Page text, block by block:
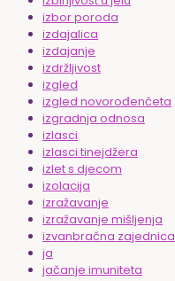
izbor poroda
izdajalica
izdajanje
izdržljivost
izgled
izgled novorođenčeta
izgradnja odnosa
izlasci
izlasci tinejdžera
izlet s djecom
izolacija
izražavanje
izražavanje mišljenja
izvanbračna zajednica
ja
jačanje imuniteta